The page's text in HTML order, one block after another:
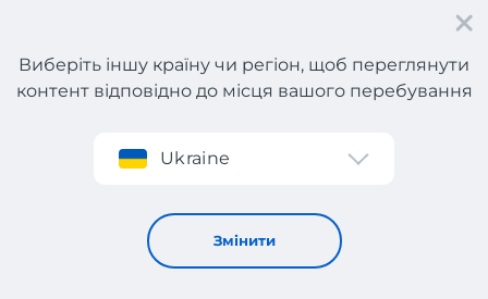
Реєстрація
Виберіть іншу країну чи регіон, щоб переглянути
контент відповідно до місця вашого перебування
Ukraine
Змінити
Outlets з доставкою в Україну
Outlets з доставкою в
Україну